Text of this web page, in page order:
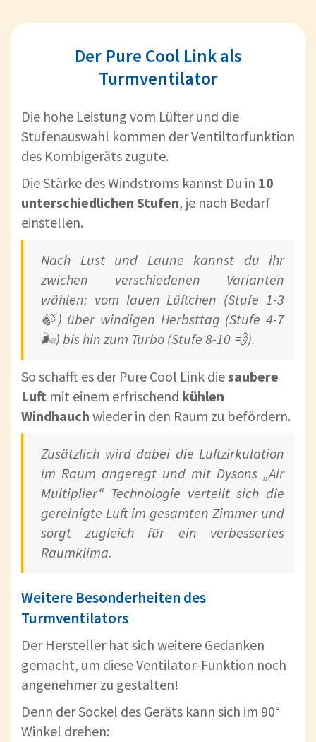
Der Pure Cool Link als
Turmventilator
Die hohe Leistung vom Lüfter und die
Stufenauswahl kommen der Ventiltorfunktion
des Kombigeräts zugute.
Die Stärke des Windstroms kannst Du in 10
unterschiedlichen Stufen, je nach Bedarf
einstellen.
Nach Lust und Laune kannst du ihr
zwichen verschiedenen Varianten
wählen: vom lauen Lüftchen (Stufe 1-3
🍃) über windigen Herbsttag (Stufe 4-7
🌬) bis hin zum Turbo (Stufe 8-10 💨).
So schafft es der Pure Cool Link diesaubere
Luft mit einem erfrischend kühlen
Windhauch wieder in den Raum zu befördern.
Zusätzlich wird dabei die Luftzirkulation
im Raum angeregt und mit Dysons „Air
Multiplier“ Technologie verteilt sich die
gereinigte Luft im gesamten Zimmer und
sorgt zugleich für ein verbessertes
Raumklima.
Weitere Besonderheiten des
Turmventilators
Der Hersteller hat sich weitere Gedanken
gemacht, um diese Ventilator-Funktion noch
angenehmer zu gestalten!
Denn der Sockel des Geräts kann sich im 90°
Winkel drehen: